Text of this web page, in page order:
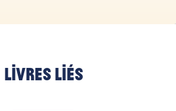
Livres liés